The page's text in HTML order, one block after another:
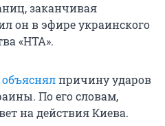
заканчивая
он в эфире украинского
«НТА».
объяснялпричину ударов
По его словам,
на действия Киева.